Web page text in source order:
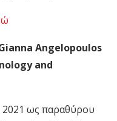
Angelopoulos
and
2021 ως παραθύρου